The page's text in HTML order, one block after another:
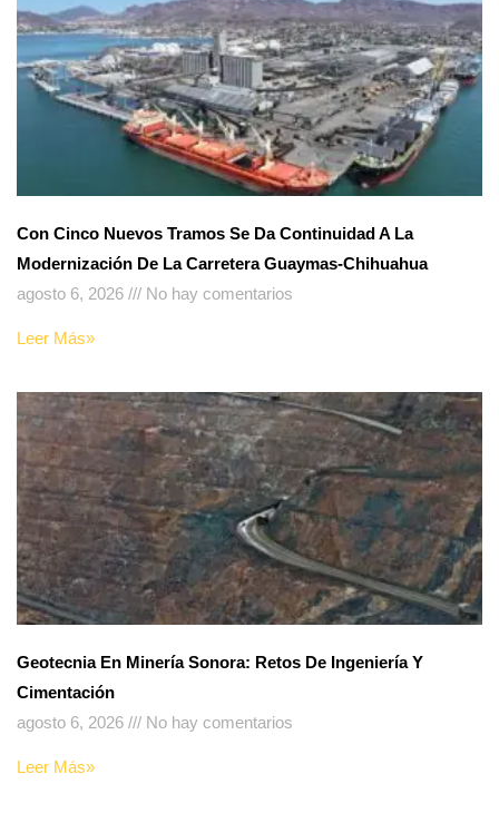
Con Cinco Nuevos Tramos Se Da Continuidad A La
Modernización De La Carretera Guaymas-Chihuahua
agosto 6, 2026
No hay comentarios
Leer Más»
Geotecnia En Minería Sonora: Retos De Ingeniería Y
Cimentación
agosto 6, 2026
No hay comentarios
Leer Más»